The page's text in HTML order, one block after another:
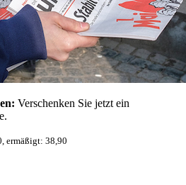
Verschenken Sie jetzt ein
ermäßigt: 38,90